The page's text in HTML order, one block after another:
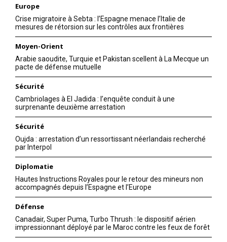
Europe
Crise migratoire à Sebta : l’Espagne menace l’Italie de
mesures de rétorsion sur les contrôles aux frontières
Moyen-Orient
Arabie saoudite, Turquie et Pakistan scellent à La Mecque un
pacte de défense mutuelle
Sécurité
Cambriolages à El Jadida : l’enquête conduit à une
surprenante deuxième arrestation
Sécurité
Oujda : arrestation d’un ressortissant néerlandais recherché
par Interpol
Diplomatie
Hautes Instructions Royales pour le retour des mineurs non
accompagnés depuis l’Espagne et l’Europe
Défense
Canadair, Super Puma, Turbo Thrush : le dispositif aérien
impressionnant déployé par le Maroc contre les feux de forêt